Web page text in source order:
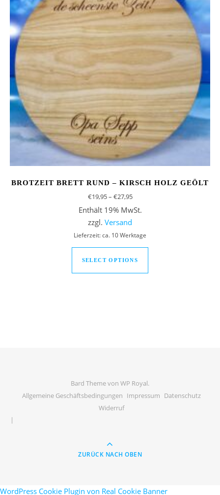
BROTZEIT BRETT RUND – KIRSCH HOLZ GEÖLT
€19,95– €27,95Preisspanne: €19,95 bis €27,95
Enthält 19% MwSt.
zzgl. Versand
Lieferzeit: ca. 10 Werktage
SELECT OPTIONS
Dieses Produkt
Bard Theme von WP Royal.
Allgemeine Geschäftsbedingungen Impressum Datenschutz
Widerruf
ZURÜCK NACH OBEN
WordPress Cookie Plugin von Real Cookie Banner